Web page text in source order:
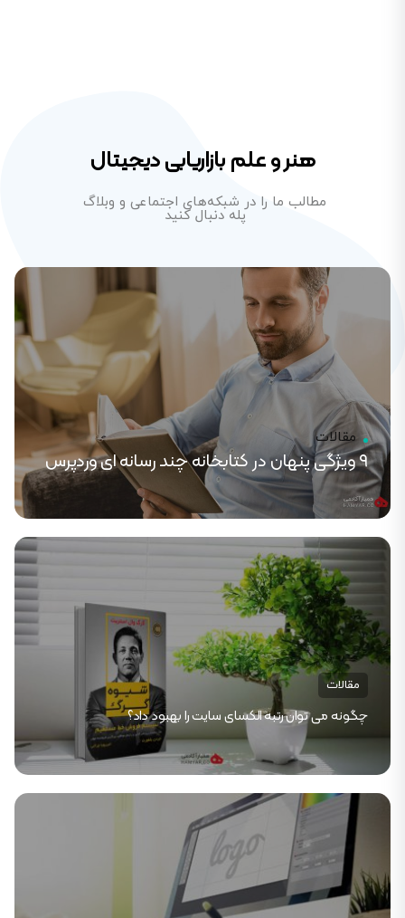
هنر و علم بازاریابی دیجیتال
مطالب ما را در شبکه‌های اجتماعی و وبلاگ
پله دنبال کنید
مقالات
۹ ویژگی پنهان در کتابخانه چند رسانه ای وردپرس
مقالات
چگونه می توان رتبه الکسای سایت را بهبود داد؟